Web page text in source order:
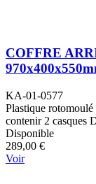
COFFRE
KA-01-0577
Plastique
contenir 2 casques
Disponible
289,00 €
Voir